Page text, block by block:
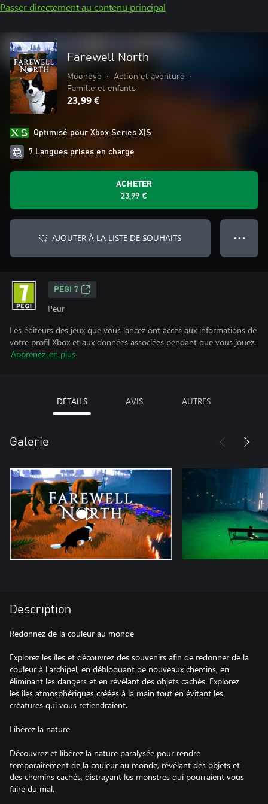
Passer directement au contenu principal
Farewell North
Mooneye • Action et aventure
•
Famille et enfants
23,99 €
Optimisé pour Xbox Series X|S
7 Langues prises en charge
ACHETER
23,99 €
AJOUTER À LA LISTE DE SOUHAITS ● ● ●
PEGI 7
Peur
Les éditeurs des jeux que vous lancez ont accès aux informations de
votre profil Xbox et aux données associées pendant que vous jouez.
Apprenez-en plus
DÉTAILS AVIS AUTRES
Galerie
Description
Redonnez de la couleur au monde
Explorez les îles et découvrez des souvenirs afin de redonner de la
couleur à l'archipel, en débloquant de nouveaux chemins, en
éliminant les dangers et en révélant des objets cachés. Explorez
les îles atmosphériques créées à la main tout en évitant les
créatures qui vous retiendraient.
Libérez la nature
Découvrez et libérez la nature paralysée pour rendre
temporairement de la couleur au monde, révélant des objets et
des chemins cachés, distrayant les monstres qui pourraient vous
faire du mal.